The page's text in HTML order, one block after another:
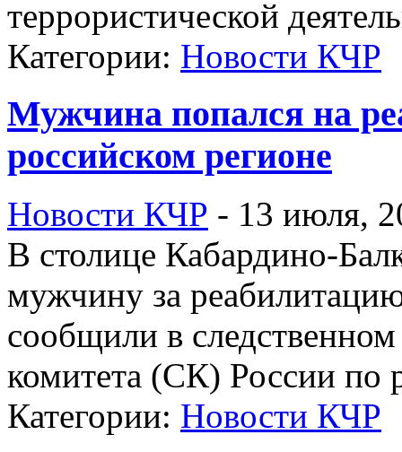
террористической
Категории: Новости КЧР
Мужчина попался на
российском регионе
Новости КЧР - 13 июля,
В столице Кабардино-
мужчину за
сообщили в
комитета (СК) России по
Категории: Новости КЧР